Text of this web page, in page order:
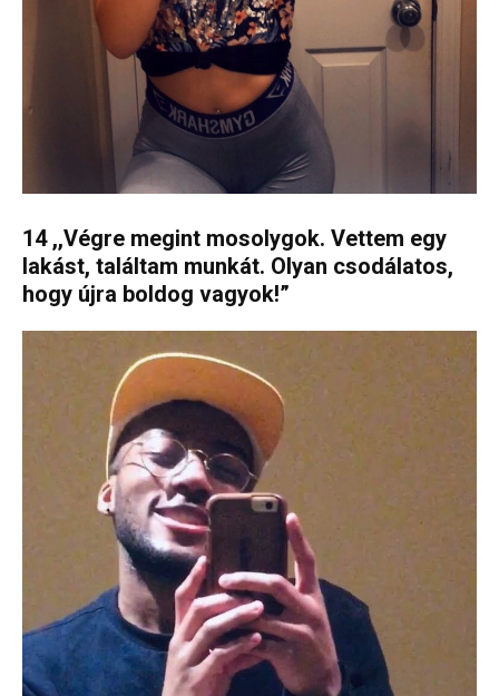
14 ,,Végre megint mosolygok. Vettem egy
lakást, találtam munkát. Olyan csodálatos,
hogy újra boldog vagyok!”